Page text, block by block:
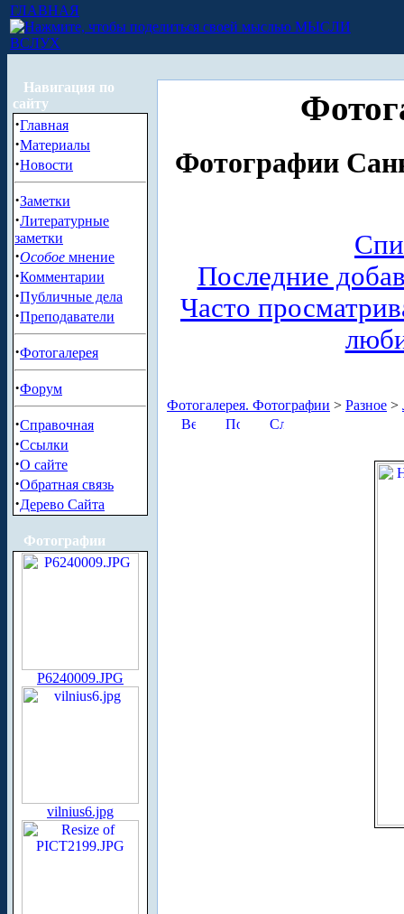
ГЛАВНАЯ
МЫСЛИ
ВСЛУХ
Навигация по
сайту
·Главная
·Материалы
·Новости
·Заметки
·Литературные
заметки
·Особое мнение
·Комментарии
·Публичные дела
·Преподаватели
·Фотогалерея
·Форум
·Справочная
·Ссылки
·О сайте
·Обратная связь
·Дерево Сайта
Фотографии
P6240009.JPG
vilnius6.jpg
Фотографии
Последние
Часто
Фотогалерея. Фотографии > Разное >